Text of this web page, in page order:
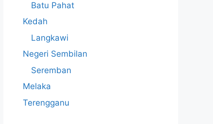
Batu Pahat
Kedah
Langkawi
Negeri Sembilan
Seremban
Melaka
Terengganu